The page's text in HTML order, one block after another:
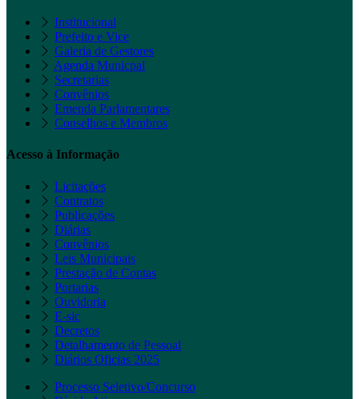
Institucional
Prefeito e Vice
Galeria de Gestores
Agenda Municpal
Secretarias
Convênios
Emenda Parlamentares
Conselhos e Membros
Acesso à Informação
Licitações
Contratos
Publicações
Diárias
Convênios
Leis Municipais
Prestação de Contas
Portarias
Ouvidoria
E-sic
Decretos
Detalhamento de Pessoal
Diários Oficias 2025
Processo Seletivo/Concurso